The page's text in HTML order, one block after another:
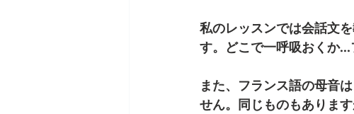
私のレッスンでは会話文
す。どこで一呼吸おくか
また、フランス語の母音
せん。同じものもありま